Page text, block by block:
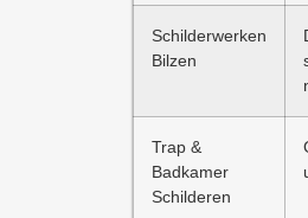
Schilderwerken
Bilzen
Trap &
Badkamer
Schilderen